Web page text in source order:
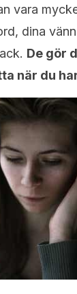
vara
dina
De gör
när du